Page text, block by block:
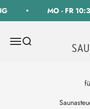
MO - FR
Navigationsmenü öffnen
Suche öffnen